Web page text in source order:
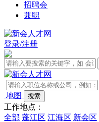
招聘会
兼职
登录/注册
地图
工作地点：
全部 蓬江区 江海区 新会区